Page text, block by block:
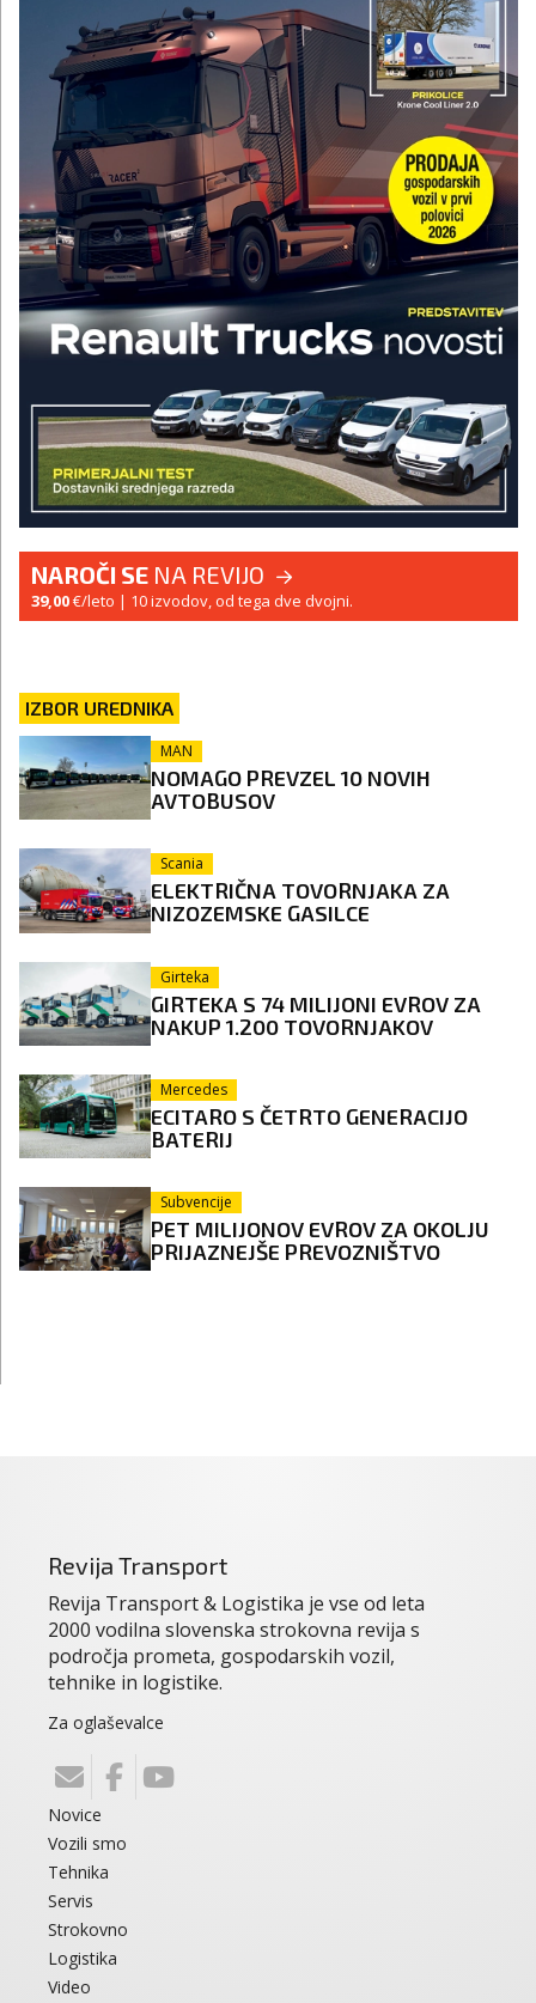
NAROČI SE NA REVIJO
39,00€/leto | 10 izvodov, od tega dve dvojni.
IZBOR UREDNIKA
MAN
NOMAGO PREVZEL 10 NOVIH
AVTOBUSOV
Scania
ELEKTRIČNA TOVORNJAKA ZA
NIZOZEMSKE GASILCE
Girteka
GIRTEKA S 74 MILIJONI EVROV ZA
NAKUP 1.200 TOVORNJAKOV
Mercedes
ECITARO S ČETRTO GENERACIJO
BATERIJ
Subvencije
PET MILIJONOV EVROV ZA OKOLJU
PRIJAZNEJŠE PREVOZNIŠTVO
Revija Transport
Revija Transport & Logistika je vse od leta
2000 vodilna slovenska strokovna revija s
področja prometa, gospodarskih vozil,
tehnike in logistike.
Za oglaševalce
Novice
Vozili smo
Tehnika
Servis
Strokovno
Logistika
Video